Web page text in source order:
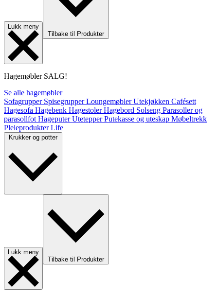
Lukk meny
Tilbake til Produkter
Hagemøbler SALG!
Se alle hagemøbler
Sofagrupper SpisegrupperLoungemøblerUtekjøkken Cafésett
Hagesofa Hagebenk HagestolerHagebord Solseng Parasoller og
parasollfot HageputerUtetepperPutekasse og uteskap Møbeltrekk
PleieprodukterLife
Krukker og potter
Lukk meny
Tilbake til Produkter